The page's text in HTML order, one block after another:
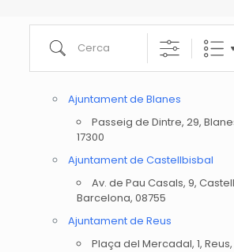
Cerca
Ajuntament de Blanes
Passeig de Dintre, 29,
17300
Ajuntament de Castellbisbal
Av. de Pau Casals, 9,
Barcelona, 08755
Ajuntament de Reus
Plaça del Mercadal, 1,